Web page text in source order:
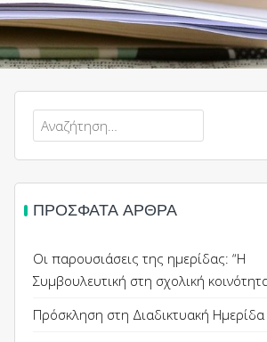
Αναζήτηση
για:
ΠΡΌΣΦΑΤΑ ΆΡΘΡΑ
Οι παρουσιάσεις της ημερίδας: “Η
Συμβουλευτική στη σχολική
Πρόσκληση στη Διαδικτυακή Ημερίδα